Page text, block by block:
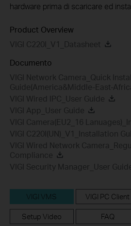
hardware prima di scaricare ed
Product Overview
VIGI C220I_V1_Datasheet
Documento
VIGI Network Camera_Quick
Guide(America&Middle-East-
VIGI Wired IPC_User Guide
VIGI App_User Guide
VIGI Camera(EU2_16
VIGI C220I(UN)_V1_Installation
VIGI Wired Network
Compliance
VIGI Security Manager_User
VIGI VMS VIGI PC Client
Setup Video FAQ